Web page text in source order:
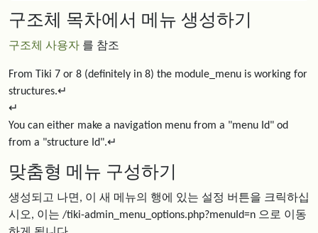
구조체 목차에서 메뉴 생성하기
구조체 사용자 를 참조
From Tiki 7 or 8 (definitely in 8) the module_menu is working for
structures.↵
↵
You can either make a navigation menu from a "menu Id" od
from a "structure Id".↵
맞춤형 메뉴 구성하기
생성되고 나면, 이 새 메뉴의 행에 있는 설정 버튼을 크릭하십
시오, 이는 /tiki-admin_menu_options.php?menuId=n 으로 이동